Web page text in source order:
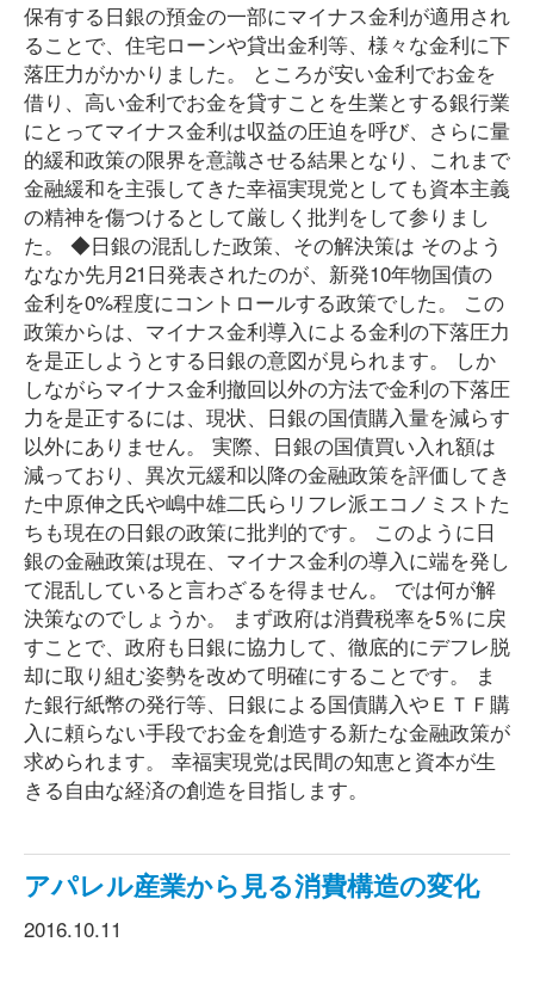
保有する日銀の預金の一部にマイナス金利が適用され
ることで、住宅ローンや貸出金利等、様々な金利に下
落圧力がかかりました。 ところが安い金利でお金を
借り、高い金利でお金を貸すことを生業とする銀行業
にとってマイナス金利は収益の圧迫を呼び、さらに量
的緩和政策の限界を意識させる結果となり、これまで
金融緩和を主張してきた幸福実現党としても資本主義
の精神を傷つけるとして厳しく批判をして参りまし
た。 ◆日銀の混乱した政策、その解決策は そのよう
ななか先月21日発表されたのが、新発10年物国債の
金利を0%程度にコントロールする政策でした。 この
政策からは、マイナス金利導入による金利の下落圧力
を是正しようとする日銀の意図が見られます。 しか
しながらマイナス金利撤回以外の方法で金利の下落圧
力を是正するには、現状、日銀の国債購入量を減らす
以外にありません。 実際、日銀の国債買い入れ額は
減っており、異次元緩和以降の金融政策を評価してき
た中原伸之氏や嶋中雄二氏らリフレ派エコノミストた
ちも現在の日銀の政策に批判的です。 このように日
銀の金融政策は現在、マイナス金利の導入に端を発し
て混乱していると言わざるを得ません。 では何が解
決策なのでしょうか。 まず政府は消費税率を5％に戻
すことで、政府も日銀に協力して、徹底的にデフレ脱
却に取り組む姿勢を改めて明確にすることです。 ま
た銀行紙幣の発行等、日銀による国債購入やＥＴＦ購
入に頼らない手段でお金を創造する新たな金融政策が
求められます。 幸福実現党は民間の知恵と資本が生
きる自由な経済の創造を目指します。
アパレル産業から見る消費構造の変化
2016.10.11